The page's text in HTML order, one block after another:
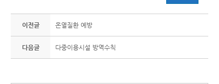
이전글 온열질환 예방
다음글 다중이용시설 방역수칙